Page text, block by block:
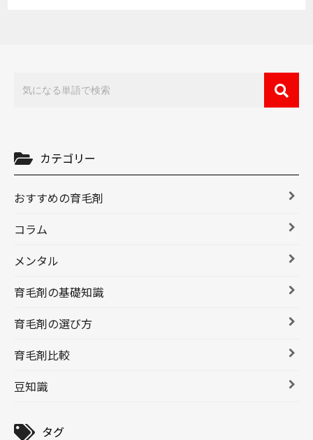
カテゴリー
おすすめの育毛剤
コラム
メンタル
育毛剤の基礎知識
育毛剤の選び方
育毛剤比較
豆知識
タグ